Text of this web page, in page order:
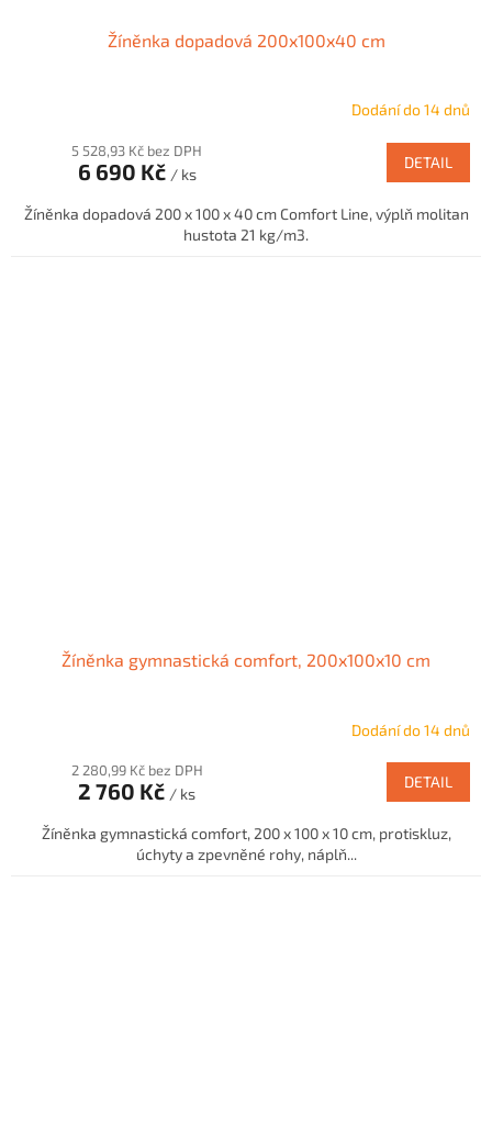
Žíněnka dopadová 200x100x40 cm
Dodání do 14 dnů
5 528,93 Kč bez DPH
6 690 Kč / ks
DETAIL
Žíněnka dopadová 200 x 100 x 40 cm Comfort Line, výplň molitan
hustota 21 kg/m3.
Žíněnka gymnastická comfort, 200x100x10 cm
Dodání do 14 dnů
2 280,99 Kč bez DPH
2 760 Kč / ks
DETAIL
Žíněnka gymnastická comfort, 200 x 100 x 10 cm, protiskluz,
úchyty a zpevněné rohy, náplň...